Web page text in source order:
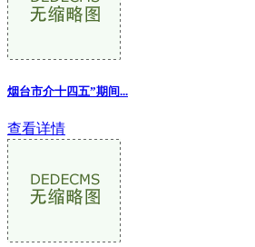
烟台市介十四五”期间...
查看详情